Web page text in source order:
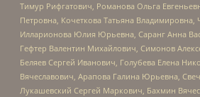
Тимур Рифгатович, Романова Ольга
Петровна, Кочеткова Татьяна
Илларионова Юлия Юрьевна, Саранг Анна
Гефтер Валентин Михайлович, Симонов
Беляев Сергей Иванович, Голубева Елена
Вячеславович, Арапова Галина Юрьевна,
Лукашевский Сергей Маркович, Бахмин